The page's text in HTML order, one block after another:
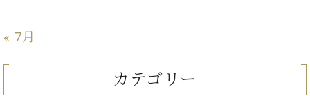
« 7月
カテゴリー